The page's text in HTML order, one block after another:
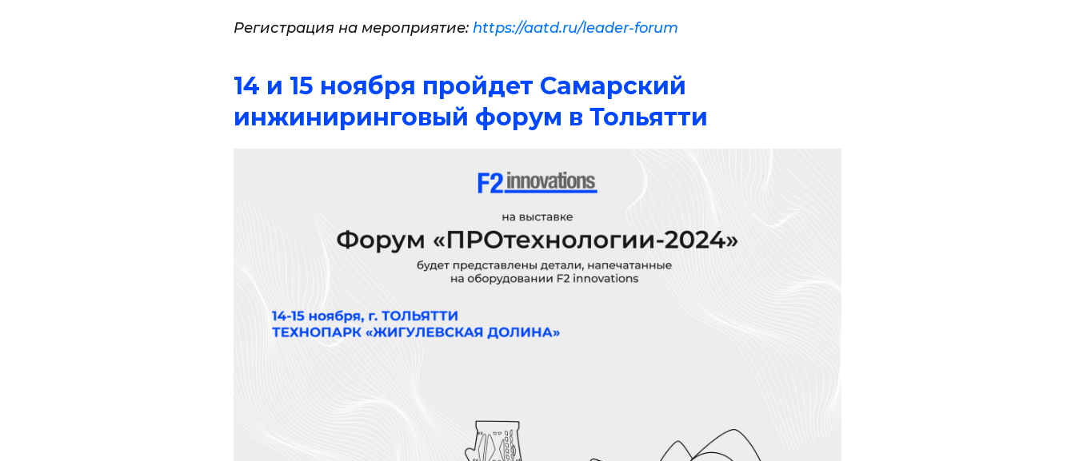
Регистрация на мероприятие: https://aatd.ru/leader-forum
14 и 15 ноября пройдет Самарский
инжиниринговый форум в Тольятти